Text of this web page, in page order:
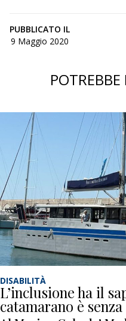
PUBBLICATO IL
9 Maggio 2020
POTREBBE
DISABILITÀ
L’inclusione ha il
catamarano è